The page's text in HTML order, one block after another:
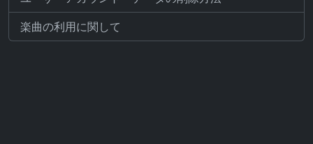
楽曲の利用に関して